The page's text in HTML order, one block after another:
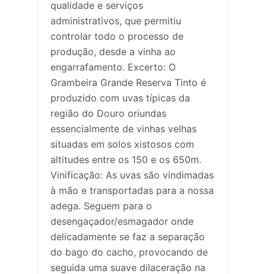
qualidade e serviços
administrativos, que permitiu
controlar todo o processo de
produção, desde a vinha ao
engarrafamento. Excerto: O
Grambeira Grande Reserva Tinto é
produzido com uvas típicas da
região do Douro oriundas
essencialmente de vinhas velhas
situadas em solos xistosos com
altitudes entre os 150 e os 650m.
Vinificação: As uvas são vindimadas
à mão e transportadas para a nossa
adega. Seguem para o
desengaçador/esmagador onde
delicadamente se faz a separação
do bago do cacho, provocando de
seguida uma suave dilaceração na